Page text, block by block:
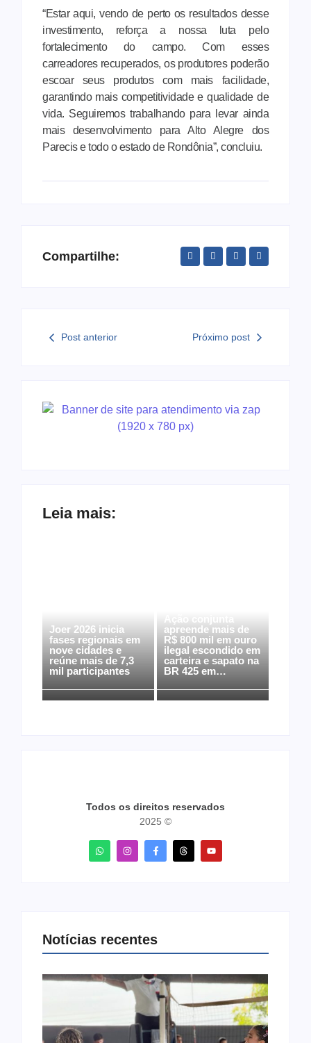
“Estar aqui, vendo de perto os resultados desse
investimento, reforça a nossa luta pelo
fortalecimento do campo. Com esses
carreadores recuperados, os produtores poderão
escoar seus produtos com mais facilidade,
garantindo mais competitividade e qualidade de
vida. Seguiremos trabalhando para levar ainda
mais desenvolvimento para Alto Alegre dos
Parecis e todo o estado de Rondônia”, concluiu.
Compartilhe:
Post anterior Próximo post
Leia mais:
Joer 2026 inicia
fases regionais em
nove cidades e
reúne mais de 7,3
mil participantes
apreende mais de
R$ 800 mil em ouro
ilegal escondido em
carteira e sapato na
BR 425 em…
Todos os direitos reservados
2025 ©
Notícias recentes